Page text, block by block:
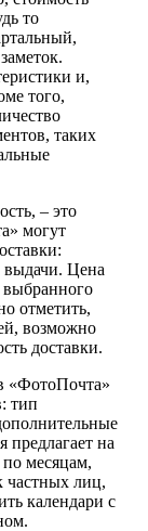
то
и,
того,
таких
– это
могут
выдачи. Цена
выбранного
отметить,
возможно
доставки.
«ФотоПочта»
тип
на
месяцам,
частных лиц,
календари с